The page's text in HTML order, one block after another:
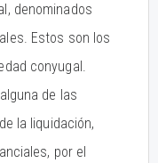
denominados
Estos son los
conyugal.
de las
la liquidación,
por el